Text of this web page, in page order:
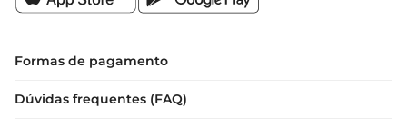
Formas de pagamento
Dúvidas frequentes (FAQ)